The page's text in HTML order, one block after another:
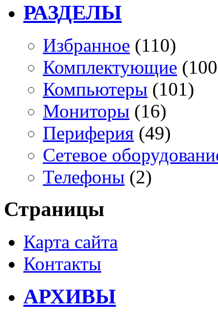
РАЗДЕЛЫ
Избранное (110)
Комплектующие
Компьютеры (101)
Мониторы (16)
Периферия (49)
Сетевое
Телефоны (2)
Страницы
Карта сайта
Контакты
АРХИВЫ